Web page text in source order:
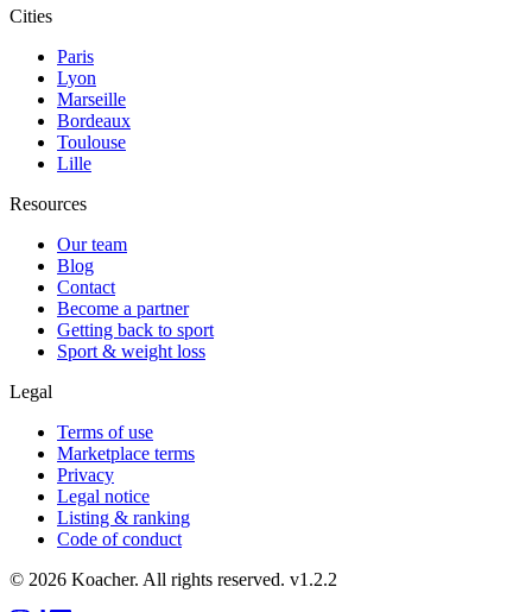
Cities
Paris
Lyon
Marseille
Bordeaux
Toulouse
Lille
Resources
Our team
Blog
Contact
Become a partner
Getting back to sport
Sport & weight loss
Legal
Terms of use
Marketplace terms
Privacy
Legal notice
Listing & ranking
Code of conduct
© 2026 Koacher. All rights reserved. v1.2.2